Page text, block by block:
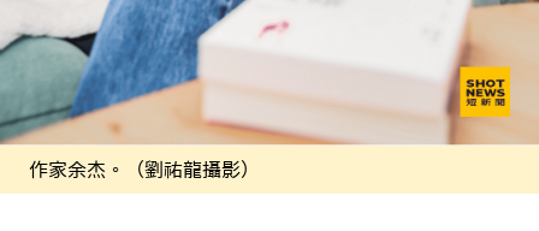
作家余杰。（劉祐龍攝影）